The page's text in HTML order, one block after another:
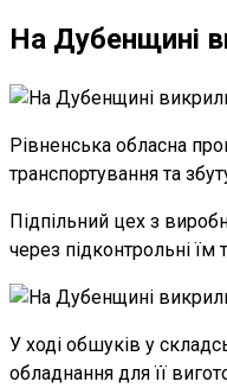
На Дубенщині
Рівненська обласна
транспортування та
Підпільний цех з
через підконтрольні їм
У ході обшуків у
обладнання для її